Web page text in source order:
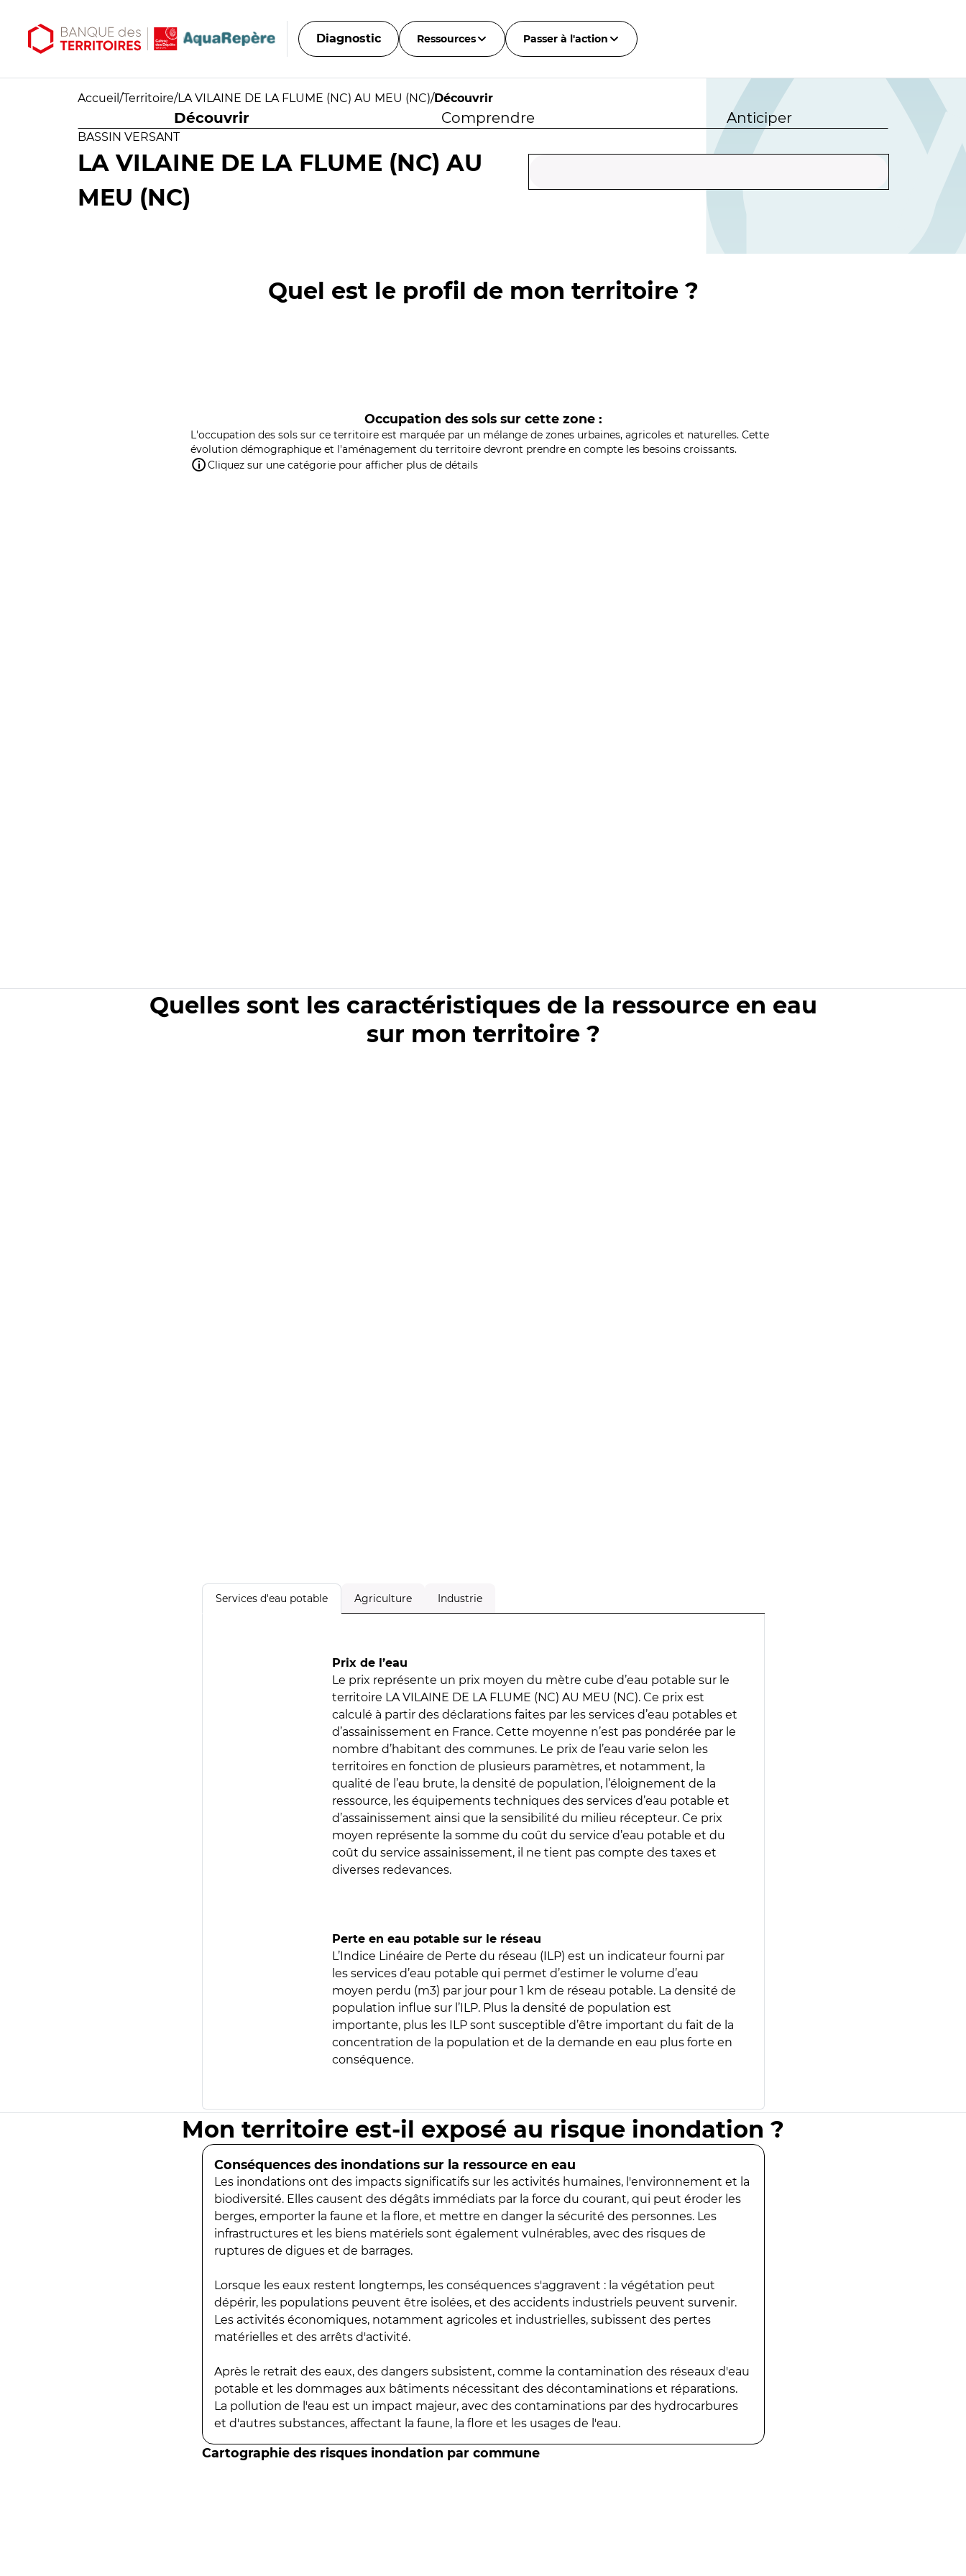
Diagnostic Ressources Passer à l'action
Accueil /Territoire/LA VILAINE DE LA FLUME (NC) AU MEU (NC)/Découvrir
Découvrir Comprendre Anticiper
BASSIN VERSANT
LA VILAINE DE LA FLUME (NC) AU
MEU (NC)
Quel est le profil de mon territoire ?
Occupation des sols sur cette zone :
L'occupation des sols sur ce territoire est marquée par un mélange de zones urbaines, agricoles et naturelles. Cette
évolution démographique et l'aménagement du territoire devront prendre en compte les besoins croissants.
Cliquez sur une catégorie pour afficher plus de détails
Quelles sont les caractéristiques de la ressource en eau
sur mon territoire ?
Services d'eau potable Agriculture Industrie
Prix de l’eau
Le prix représente un prix moyen du mètre cube d’eau potable sur le
territoire LA VILAINE DE LA FLUME (NC) AU MEU (NC). Ce prix est
calculé à partir des déclarations faites par les services d’eau potables et
d’assainissement en France. Cette moyenne n’est pas pondérée par le
nombre d’habitant des communes. Le prix de l’eau varie selon les
territoires en fonction de plusieurs paramètres, et notamment, la
qualité de l’eau brute, la densité de population, l’éloignement de la
ressource, les équipements techniques des services d’eau potable et
d’assainissement ainsi que la sensibilité du milieu récepteur. Ce prix
moyen représente la somme du coût du service d’eau potable et du
coût du service assainissement, il ne tient pas compte des taxes et
diverses redevances.
Perte en eau potable sur le réseau
L’Indice Linéaire de Perte du réseau (ILP) est un indicateur fourni par
les services d’eau potable qui permet d’estimer le volume d’eau
moyen perdu (m3) par jour pour 1 km de réseau potable. La densité de
population influe sur l’ILP. Plus la densité de population est
importante, plus les ILP sont susceptible d’être important du fait de la
concentration de la population et de la demande en eau plus forte en
conséquence.
Mon territoire est-il exposé au risque inondation ?
Conséquences des inondations sur la ressource en eau
Les inondations ont des impacts significatifs sur les activités humaines, l'environnement et la
biodiversité. Elles causent des dégâts immédiats par la force du courant, qui peut éroder les
berges, emporter la faune et la flore, et mettre en danger la sécurité des personnes. Les
infrastructures et les biens matériels sont également vulnérables, avec des risques de
ruptures de digues et de barrages.
Lorsque les eaux restent longtemps, les conséquences s'aggravent : la végétation peut
dépérir, les populations peuvent être isolées, et des accidents industriels peuvent survenir.
Les activités économiques, notamment agricoles et industrielles, subissent des pertes
matérielles et des arrêts d'activité.
Après le retrait des eaux, des dangers subsistent, comme la contamination des réseaux d'eau
potable et les dommages aux bâtiments nécessitant des décontaminations et réparations.
La pollution de l'eau est un impact majeur, avec des contaminations par des hydrocarbures
et d'autres substances, affectant la faune, la flore et les usages de l'eau.
Cartographie des risques inondation par commune